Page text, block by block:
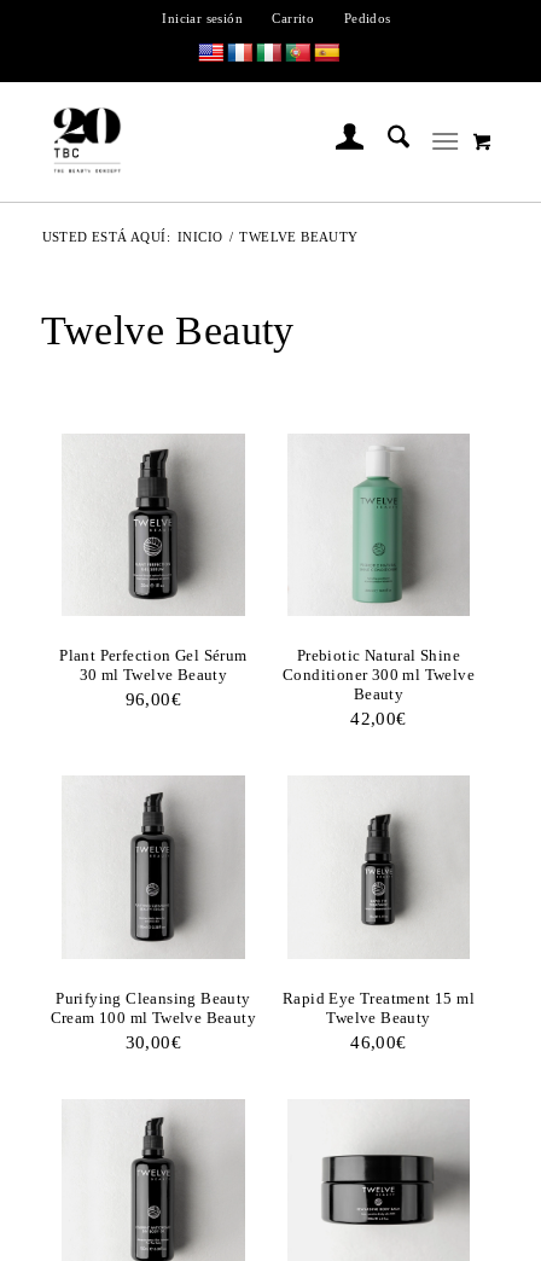
Iniciar sesión Carrito Pedidos
USTED ESTÁ AQUÍ: INICIO / TWELVE BEAUTY
Twelve Beauty
Plant Perfection Gel Sérum
30 ml Twelve Beauty
96,00€
Prebiotic Natural Shine
Conditioner 300 ml Twelve
Beauty
42,00€
Purifying Cleansing Beauty
Cream 100 ml Twelve Beauty
30,00€
Rapid Eye Treatment 15 ml
Twelve Beauty
46,00€